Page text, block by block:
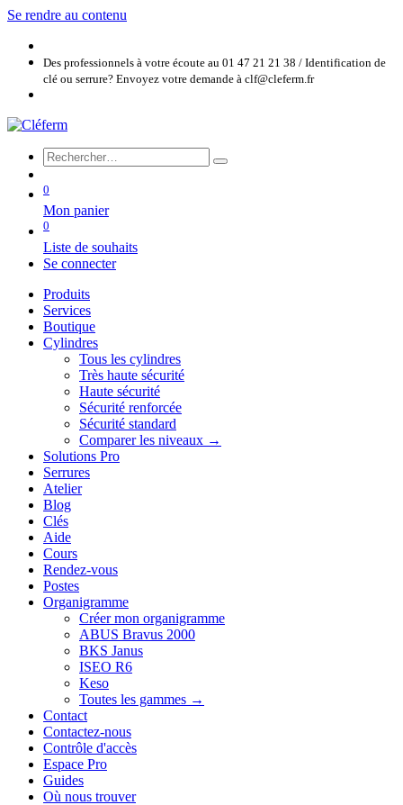
Se rendre au contenu
Des professionnels à votre écoute au 01 47 21 21 38 / Identification de
clé ou serrure? Envoyez votre demande à clf@cleferm.fr
0
Mon panier
0
Liste de souhaits
Se connecter
Produits
Services
Boutique
Cylindres
Tous les cylindres
Très haute sécurité
Haute sécurité
Sécurité renforcée
Sécurité standard
Comparer les niveaux →
Solutions Pro
Serrures
Atelier
Blog
Clés
Aide
Cours
Rendez-vous
Postes
Organigramme
Créer mon organigramme
ABUS Bravus 2000
BKS Janus
ISEO R6
Keso
Toutes les gammes →
Contact
Contactez-nous
Contrôle d'accès
Espace Pro
Guides
Où nous trouver